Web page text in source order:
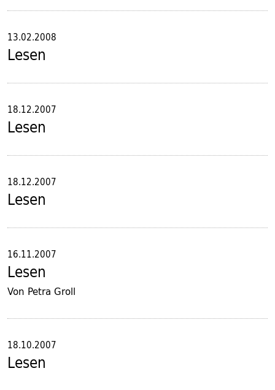
13.02.2008
Lesen
18.12.2007
Lesen
18.12.2007
Lesen
16.11.2007
Lesen
Von Petra Groll
18.10.2007
Lesen